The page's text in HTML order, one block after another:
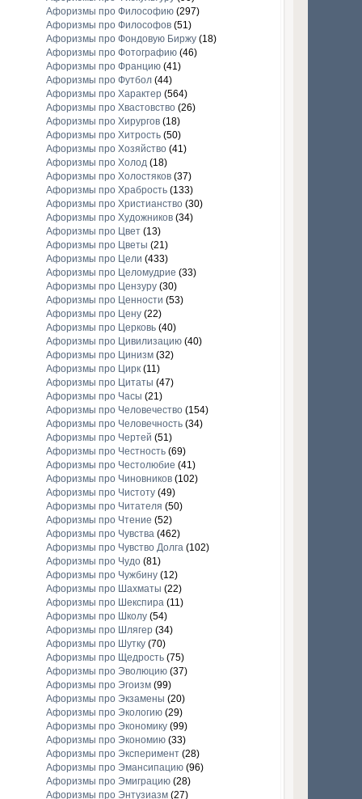
Афоризмы про Философию(297)
Афоризмы про Философов(51)
Афоризмы про Фондовую Биржу(18)
Афоризмы про Фотографию(46)
Афоризмы про Францию(41)
Афоризмы про Футбол(44)
Афоризмы про Характер(564)
Афоризмы про Хвастовство(26)
Афоризмы про Хирургов(18)
Афоризмы про Хитрость(50)
Афоризмы про Хозяйство(41)
Афоризмы про Холод(18)
Афоризмы про Холостяков(37)
Афоризмы про Храбрость(133)
Афоризмы про Христианство(30)
Афоризмы про Художников(34)
Афоризмы про Цвет(13)
Афоризмы про Цветы (21)
Афоризмы про Цели (433)
Афоризмы про Целомудрие (33)
Афоризмы про Цензуру(30)
Афоризмы про Ценности (53)
Афоризмы про Цену(22)
Афоризмы про Церковь(40)
Афоризмы про Цивилизацию(40)
Афоризмы про Цинизм(32)
Афоризмы про Цирк(11)
Афоризмы про Цитаты (47)
Афоризмы про Часы (21)
Афоризмы про Человечество(154)
Афоризмы про Человечность(34)
Афоризмы про Чертей (51)
Афоризмы про Честность(69)
Афоризмы про Честолюбие (41)
Афоризмы про Чиновников(102)
Афоризмы про Чистоту(49)
Афоризмы про Читателя (50)
Афоризмы про Чтение (52)
Афоризмы про Чувства(462)
Афоризмы про Чувство Долга(102)
Афоризмы про Чудо(81)
Афоризмы про Чужбину(12)
Афоризмы про Шахматы (22)
Афоризмы про Шекспира(11)
Афоризмы про Школу(54)
Афоризмы про Шлягер(34)
Афоризмы про Шутку(70)
Афоризмы про Щедрость(75)
Афоризмы про Эволюцию(37)
Афоризмы про Эгоизм(99)
Афоризмы про Экзамены (20)
Афоризмы про Экологию(29)
Афоризмы про Экономику(99)
Афоризмы про Экономию(33)
Афоризмы про Эксперимент(28)
Афоризмы про Эмансипацию(96)
Афоризмы про Эмиграцию(28)
Афоризмы про Энтузиазм(27)